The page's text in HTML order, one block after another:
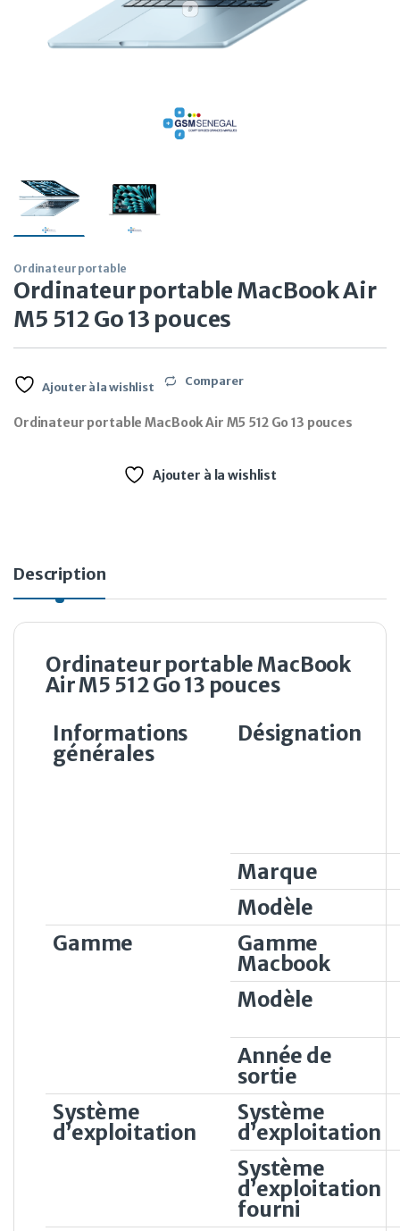
Ordinateur portable
Ordinateur portable MacBook Air
M5 512 Go 13 pouces
Ajouter à la wishlist Comparer
Ordinateur portable MacBook Air M5 512 Go 13 pouces
Ajouter à la wishlist
Description
Ordinateur portable MacBook
Air M5 512 Go 13 pouces
Informations
générales
Désignation
Marque
Modèle
Gamme
Gamme
Macbook
Modèle
Année de
sortie
Système
d’exploitation
Système
d’exploitation
Système
d’exploitation
fourni